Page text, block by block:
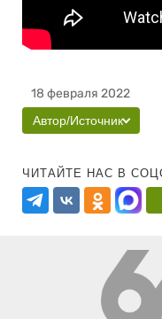
18 февраля 2022
Автор/Источник
ЧИТАЙТЕ НАС В